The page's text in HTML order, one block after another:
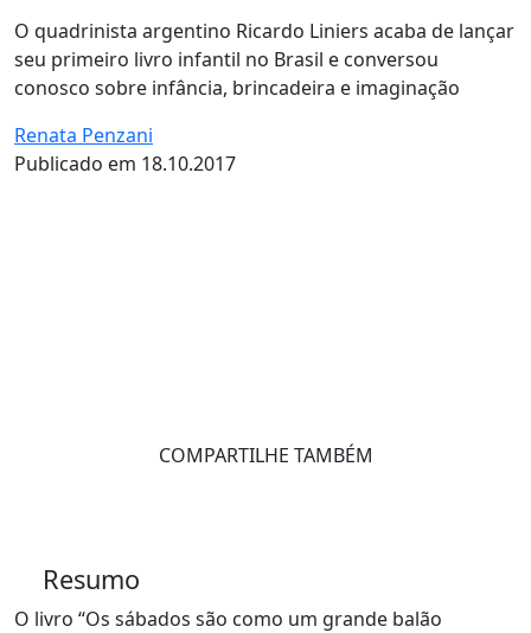
O quadrinista argentino Ricardo Liniers acaba de lançar
seu primeiro livro infantil no Brasil e conversou
conosco sobre infância, brincadeira e imaginação
Renata Penzani
Publicado em 18.10.2017
COMPARTILHE TAMBÉM
Resumo
O livro “Os sábados são como um grande balão